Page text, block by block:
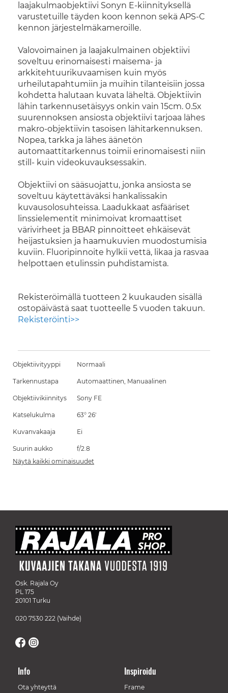
laajakulmaobjektiivi Sonyn E-kiinnityksellä
varustetuille täyden koon kennon sekä APS-C
kennon järjestelmäkameroille.
Valovoimainen ja laajakulmainen objektiivi
soveltuu erinomaisesti maisema- ja
arkkitehtuurikuvaamisen kuin myös
urheilutapahtumiin ja muihin tilanteisiin jossa
kohdetta halutaan kuvata läheltä. Objektiivin
lähin tarkennusetäisyys onkin vain 15cm. 0.5x
suurennoksen ansiosta objektiivi tarjoaa lähes
makro-objektiivin tasoisen lähitarkennuksen.
Nopea, tarkka ja lähes äänetön
automaattitarkennus toimii erinomaisesti niin
still- kuin videokuvauksessakin.
Objektiivi on sääsuojattu, jonka ansiosta se
soveltuu käytettäväksi hankalissakin
kuvausolosuhteissa. Laadukkaat asfääriset
linssielementit minimoivat kromaattiset
värivirheet ja BBAR pinnoitteet ehkäisevät
heijastuksien ja haamukuvien muodostumisia
kuviin. Fluoripinnoite hylkii vettä, likaa ja rasvaa
helpottaen etulinssin puhdistamista.
Rekisteröimällä tuotteen 2 kuukauden sisällä
ostopäivästä saat tuotteelle 5 vuoden takuun.
Rekisteröinti>>
Objektiivityyppi Normaali
Tarkennustapa Automaattinen, Manuaalinen
Objektiivikiinnitys Sony FE
Katselukulma 63° 26'
Kuvanvakaaja Ei
Suurin aukko
f/2.8
Näytä kaikki ominaisuudet
Osk. Rajala Oy
PL 175
20101 Turku
020 7530 222 (Vaihde)
Info
Ota yhteyttä
Inspiroidu
Frame